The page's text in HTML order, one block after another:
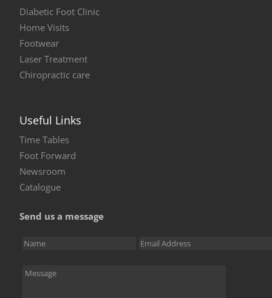
Diabetic Foot Clinic
Home Visits
Footwear
Laser Treatment
Chiropractic care
Useful Links
Time Tables
Foot Forward
Newsroom
Catalogue
Send us a message